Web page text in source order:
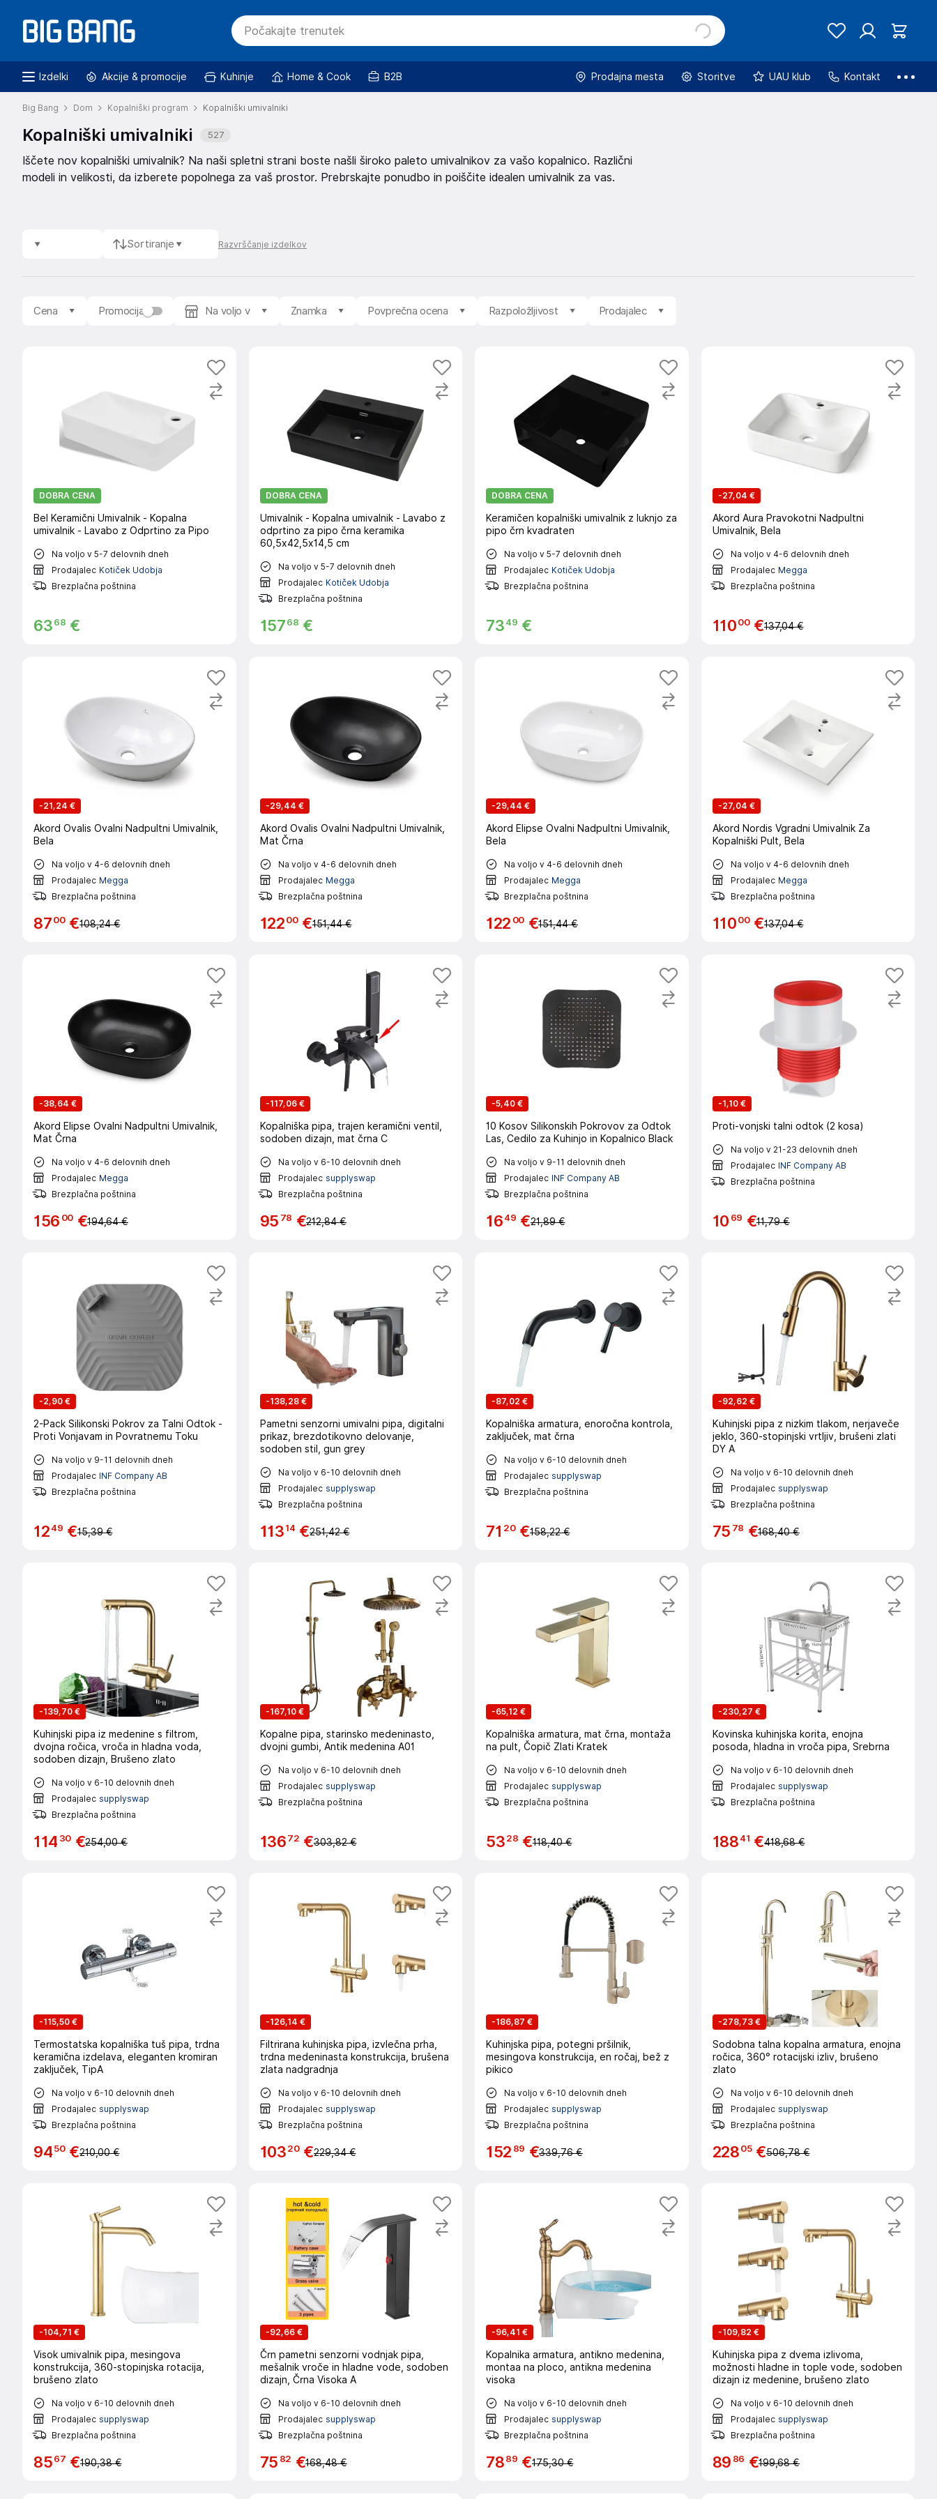
Izdelki Akcije & promocije Kuhinje Home & Cook B2B Prodajna mesta Storitve UAU klub Kontakt
Big Bang Dom Kopalniški program Kopalniški umivalniki
Kopalniški umivalniki 527
Iščete nov kopalniški umivalnik? Na naši spletni strani boste našli široko paleto umivalnikov za vašo kopalnico. Različni
modeli in velikosti, da izberete popolnega za vaš prostor. Prebrskajte ponudbo in poiščite idealen umivalnik za vas.
Sortiranje Razvrščanje izdelkov
Cena Promocija Na voljo v Znamka Povprečna ocena Razpoložljivost Prodajalec
DOBRA CENA
Bel Keramični Umivalnik - Kopalna
umivalnik - Lavabo z Odprtino za Pipo
Na voljo v 5-7 delovnih dneh
Prodajalec Kotiček Udobja
Brezplačna poštnina
6368 €
DOBRA CENA
Umivalnik - Kopalna umivalnik - Lavabo z
odprtino za pipo črna keramika
60,5x42,5x14,5 cm
Na voljo v 5-7 delovnih dneh
Prodajalec Kotiček Udobja
Brezplačna poštnina
15768 €
DOBRA CENA
Keramičen kopalniški umivalnik z luknjo za
pipo črn kvadraten
Na voljo v 5-7 delovnih dneh
Prodajalec Kotiček Udobja
Brezplačna poštnina
7349 €
-27,04 €
Akord Aura Pravokotni Nadpultni
Umivalnik, Bela
Na voljo v 4-6 delovnih dneh
Prodajalec Megga
Brezplačna poštnina
11000 €137,04 €
-21,24 €
Akord Ovalis Ovalni Nadpultni Umivalnik,
Bela
Na voljo v 4-6 delovnih dneh
Prodajalec Megga
Brezplačna poštnina
8700 €108,24 €
-29,44 €
Akord Ovalis Ovalni Nadpultni Umivalnik,
Mat Črna
Na voljo v 4-6 delovnih dneh
Prodajalec Megga
Brezplačna poštnina
12200 €151,44 €
-29,44 €
Akord Elipse Ovalni Nadpultni Umivalnik,
Bela
Na voljo v 4-6 delovnih dneh
Prodajalec Megga
Brezplačna poštnina
122 00 €151,44 €
-27,04 €
Akord Nordis Vgradni Umivalnik Za
Kopalniški Pult, Bela
Na voljo v 4-6 delovnih dneh
Prodajalec Megga
Brezplačna poštnina
11000 €137,04 €
-38,64 €
Akord Elipse Ovalni Nadpultni Umivalnik,
Mat Črna
Na voljo v 4-6 delovnih dneh
Prodajalec Megga
Brezplačna poštnina
156 00 €194,64 €
-117,06 €
Kopalniška pipa, trajen keramični ventil,
sodoben dizajn, mat črna C
Na voljo v 6-10 delovnih dneh
Prodajalec supplyswap
Brezplačna poštnina
95 78 €212,84 €
-5,40 €
10 Kosov Silikonskih Pokrovov za Odtok
Las, Cedilo za Kuhinjo in Kopalnico Black
Na voljo v 9-11 delovnih dneh
Prodajalec INF Company AB
Brezplačna poštnina
1649 €21,89 €
-1,10 €
Proti-vonjski talni odtok (2 kosa)
Na voljo v 21-23 delovnih dneh
Prodajalec INF Company AB
Brezplačna poštnina
10 69 €11,79 €
-2,90 €
2-Pack Silikonski Pokrov za Talni Odtok -
Proti Vonjavam in Povratnemu Toku
Na voljo v 9-11 delovnih dneh
Prodajalec INF Company AB
Brezplačna poštnina
1249 €15,39 €
-138,28 €
Pametni senzorni umivalni pipa, digitalni
prikaz, brezdotikovno delovanje,
sodoben stil, gun grey
Na voljo v 6-10 delovnih dneh
Prodajalec supplyswap
Brezplačna poštnina
11314 €251,42 €
-87,02 €
Kopalniška armatura, enoročna kontrola,
zaključek, mat črna
Na voljo v 6-10 delovnih dneh
Prodajalec supplyswap
Brezplačna poštnina
71 20 €158,22 €
-92,62 €
Kuhinjski pipa z nizkim tlakom, nerjaveče
jeklo, 360-stopinjski vrtljiv, brušeni zlati
DY A
Na voljo v 6-10 delovnih dneh
Prodajalec supplyswap
Brezplačna poštnina
75 78 €168,40 €
-139,70 €
Kuhinjski pipa iz medenine s filtrom,
dvojna ročica, vroča in hladna voda,
sodoben dizajn, Brušeno zlato
Na voljo v 6-10 delovnih dneh
Prodajalec supplyswap
Brezplačna poštnina
114 30 €254,00 €
-167,10 €
Kopalne pipa, starinsko medeninasto,
dvojni gumbi, Antik medenina A01
Na voljo v 6-10 delovnih dneh
Prodajalec supplyswap
Brezplačna poštnina
13672 €303,82 €
-65,12 €
Kopalniška armatura, mat črna, montaža
na pult, Čopič Zlati Kratek
Na voljo v 6-10 delovnih dneh
Prodajalec supplyswap
Brezplačna poštnina
5328 €118,40 €
-230,27 €
Kovinska kuhinjska korita, enojna
posoda, hladna in vroča pipa, Srebrna
Na voljo v 6-10 delovnih dneh
Prodajalec supplyswap
Brezplačna poštnina
18841 €418,68 €
-115,50 €
Termostatska kopalniška tuš pipa, trdna
keramična izdelava, eleganten kromiran
zaključek, TipA
Na voljo v 6-10 delovnih dneh
Prodajalec supplyswap
Brezplačna poštnina
9450 €210,00 €
-126,14 €
Filtrirana kuhinjska pipa, izvlečna prha,
trdna medeninasta konstrukcija, brušena
zlata nadgradnja
Na voljo v 6-10 delovnih dneh
Prodajalec supplyswap
Brezplačna poštnina
10320 €229,34 €
-186,87 €
Kuhinjska pipa, potegni pršilnik,
mesingova konstrukcija, en ročaj, bež z
pikico
Na voljo v 6-10 delovnih dneh
Prodajalec supplyswap
Brezplačna poštnina
152 89 €339,76 €
-278,73 €
Sodobna talna kopalna armatura, enojna
ročica, 360° rotacijski izliv, brušeno
zlato
Na voljo v 6-10 delovnih dneh
Prodajalec supplyswap
Brezplačna poštnina
22805 €506,78 €
-104,71 €
Visok umivalnik pipa, mesingova
konstrukcija, 360-stopinjska rotacija,
brušeno zlato
Na voljo v 6-10 delovnih dneh
Prodajalec supplyswap
Brezplačna poštnina
8567 €190,38 €
-92,66 €
Črn pametni senzorni vodnjak pipa,
mešalnik vroče in hladne vode, sodoben
dizajn, Črna Visoka A
Na voljo v 6-10 delovnih dneh
Prodajalec supplyswap
Brezplačna poštnina
75 82 €168,48 €
-96,41 €
Kopalnika armatura, antikno medenina,
montaa na ploco, antikna medenina
visoka
Na voljo v 6-10 delovnih dneh
Prodajalec supplyswap
Brezplačna poštnina
7889 €175,30 €
-109,82 €
Kuhinjska pipa z dvema izlivoma,
možnosti hladne in tople vode, sodoben
dizajn iz medenine, brušeno zlato
Na voljo v 6-10 delovnih dneh
Prodajalec supplyswap
Brezplačna poštnina
89 86 €199,68 €